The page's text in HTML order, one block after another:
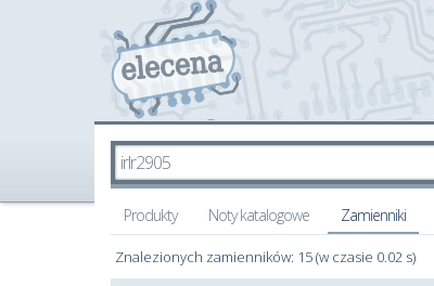
Produkty Noty katalogowe Zamienniki
Znalezionych zamienników: 15 (w czasie 0.02 s)